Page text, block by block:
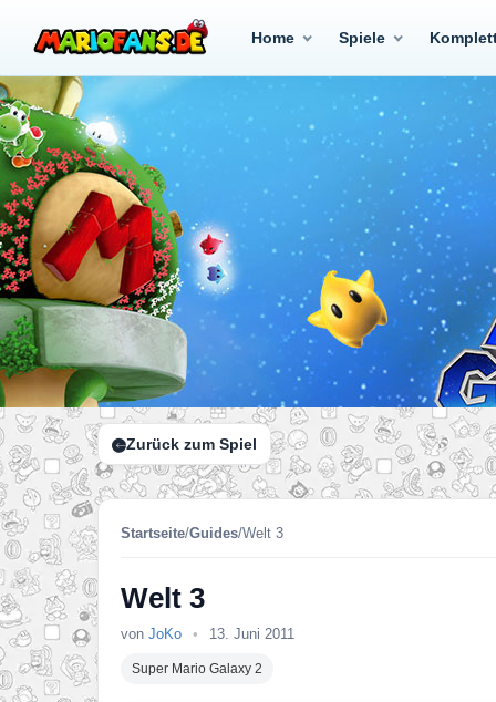
Home Spiele
Zurück zum Spiel
Startseite/Guides/Welt 3
Welt 3
von JoKo • 13. Juni 2011
Super Mario Galaxy 2